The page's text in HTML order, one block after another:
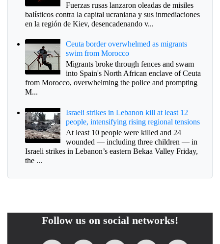
Fuerzas rusas lanzaron oleadas de misiles
balísticos contra la capital ucraniana y sus inmediaciones
en la región de Kiev, desencadenando v...
Ceuta border overwhelmed as migrants
swim from Morocco
Migrants broke through fences and swam
into Spain's North African enclave of Ceuta
from Morocco, overwhelming the police and prompting
M...
Israeli strikes in Lebanon kill at least 12
people, intensifying rising regional tensions
At least 10 people were killed and 24
wounded — including three children — in
Israeli strikes in Lebanon’s eastern Bekaa Valley Friday,
the ...
Follow us on social networks!